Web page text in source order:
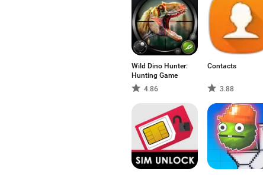
Wild Dino Hunter:
Hunting Game
4.86
Contacts
3.88